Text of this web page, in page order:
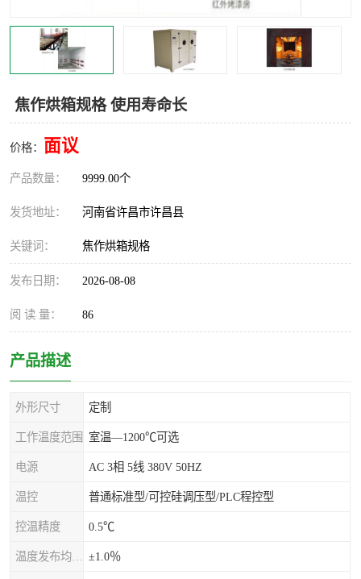
焦作烘箱规格 使用寿命长
价格： 面议
产品数量： 9999.00个
发货地址： 河南省许昌市许昌县
关键词： 焦作烘箱规格
发布日期： 2026-08-08
阅 读 量： 86
产品描述
外形尺寸 定制
工作温度范围 室温—1200℃可选
电源 AC 3相 5线 380V 50HZ
温控 普通标准型/可控硅调压型/PLC程控型
控温精度 0.5℃
±1.0％
红外辐射表面材料 定波长红外辐射加热器
快速红外辐射聚焦炉
热风装置
碳纤维红外辐射加热管